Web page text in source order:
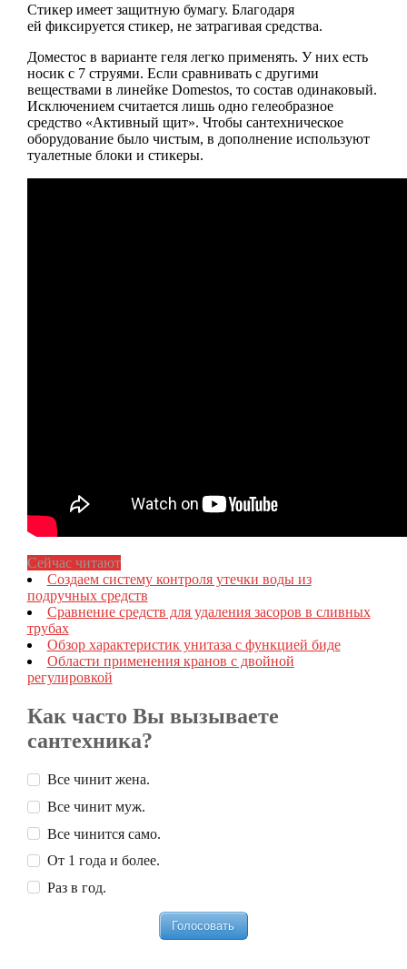
Стикер имеет защитную бумагу. Благодаря
ей фиксируется стикер, не затрагивая средства.
Доместос в варианте геля легко применять. У них есть
носик с 7 струями. Если сравнивать с другими
веществами в линейке Domestos, то состав одинаковый.
Исключением считается лишь одно гелеобразное
средство «Активный щит». Чтобы сантехническое
оборудование было чистым, в дополнение используют
туалетные блоки и стикеры.
Сейчас читают
Создаем систему контроля утечки воды из
подручных средств
Сравнение средств для удаления засоров в сливных
трубах
Обзор характеристик унитаза с функцией биде
Области применения кранов с двойной
регулировкой
Как часто Вы вызываете
сантехника?
Все чинит жена.
Все чинит муж.
Все чинится само.
От 1 года и более.
Раз в год.